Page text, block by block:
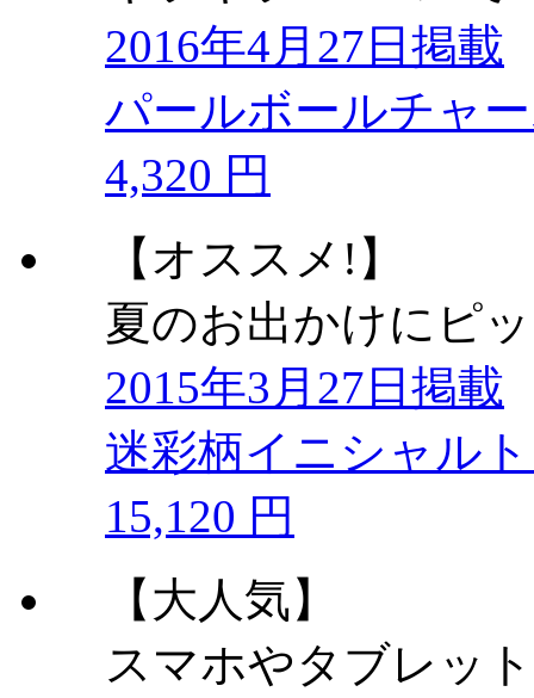
2016年4月27日掲載
パールボールチャ
4,320 円
【オススメ!】
夏のお出かけにピ
2015年3月27日掲載
迷彩柄イニシャル
15,120 円
【大人気】
スマホやタブレッ